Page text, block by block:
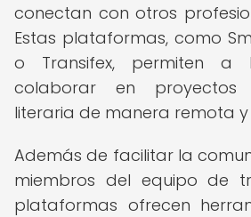
conectan con otros
Estas plataformas, como
o Transifex, permiten a
colaborar en proyectos
literaria de manera remota
Además de facilitar la
miembros del equipo de
plataformas ofrecen